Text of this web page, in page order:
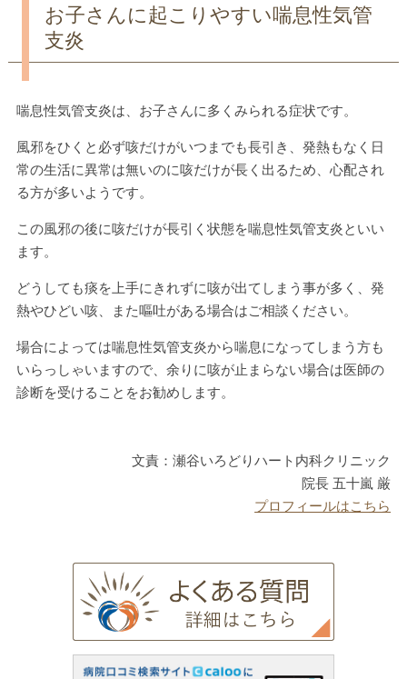
お子さんに起こりやすい喘息性気管
支炎
喘息性気管支炎は、お子さんに多くみられる症状です。
風邪をひくと必ず咳だけがいつまでも長引き、発熱もなく日
常の生活に異常は無いのに咳だけが長く出るため、心配され
る方が多いようです。
この風邪の後に咳だけが長引く状態を喘息性気管支炎といい
ます。
どうしても痰を上手にきれずに咳が出てしまう事が多く、発
熱やひどい咳、また嘔吐がある場合はご相談ください。
場合によっては喘息性気管支炎から喘息になってしまう方も
いらっしゃいますので、余りに咳が止まらない場合は医師の
診断を受けることをお勧めします。
文責：瀬谷いろどりハート内科クリニック
院長 五十嵐 厳
プロフィールはこちら